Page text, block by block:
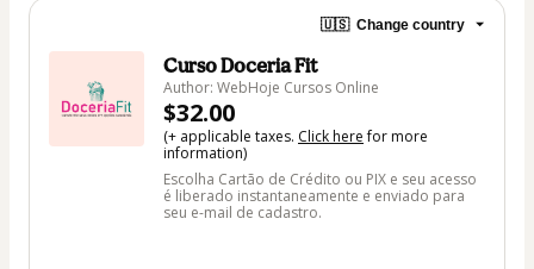
🇺🇸 Change country
Curso Doceria Fit
Author: WebHoje Cursos Online
$32.00
(+ applicable taxes. Click herefor more
information)
Escolha Cartão de Crédito ou PIX e seu acesso
é liberado instantaneamente e enviado para
seu e-mail de cadastro.